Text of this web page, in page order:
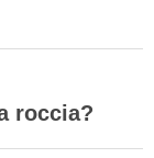
roccia?